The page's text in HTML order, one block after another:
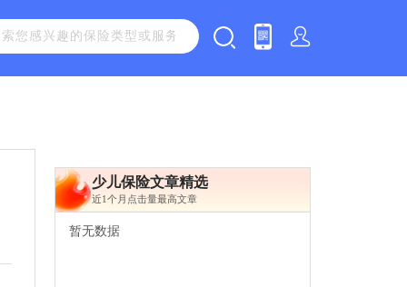
少儿保险文章精选
近1个月点击量最高文章
暂无数据